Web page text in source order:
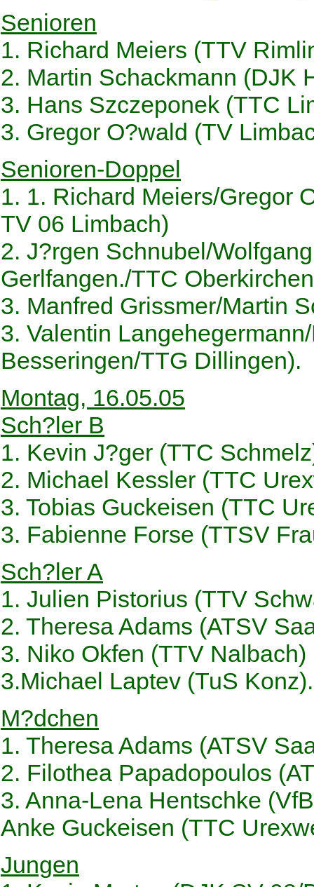
Senioren
1. Richard Meiers (TTV
2. Martin Schackmann (DJK
3. Hans Szczeponek (TTC
3. Gregor O?wald (TV
Senioren-Doppel
1. 1. Richard Meiers/Gregor
TV 06 Limbach)
2. J?rgen Schnubel/
Gerlfangen./TTC
3. Manfred Grissmer/Martin
3. Valentin
Besseringen/TTG Dillingen).
Montag, 16.05.05
Sch?ler B
1. Kevin J?ger (TTC
2. Michael Kessler (TTC
3. Tobias Guckeisen (TTC
3. Fabienne Forse (TTSV
Sch?ler A
1. Julien Pistorius (TTV
2. Theresa Adams (ATSV
3. Niko Okfen (TTV Nalbach)
3.Michael Laptev (TuS Konz).
M?dchen
1. Theresa Adams (ATSV
2. Filothea Papadopoulos
3. Anna-Lena Hentschke
Anke Guckeisen (TTC
Jungen